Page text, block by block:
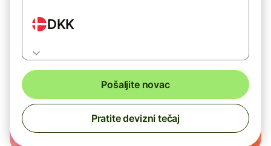
DKK
Pošaljite novac
Pratite devizni tečaj